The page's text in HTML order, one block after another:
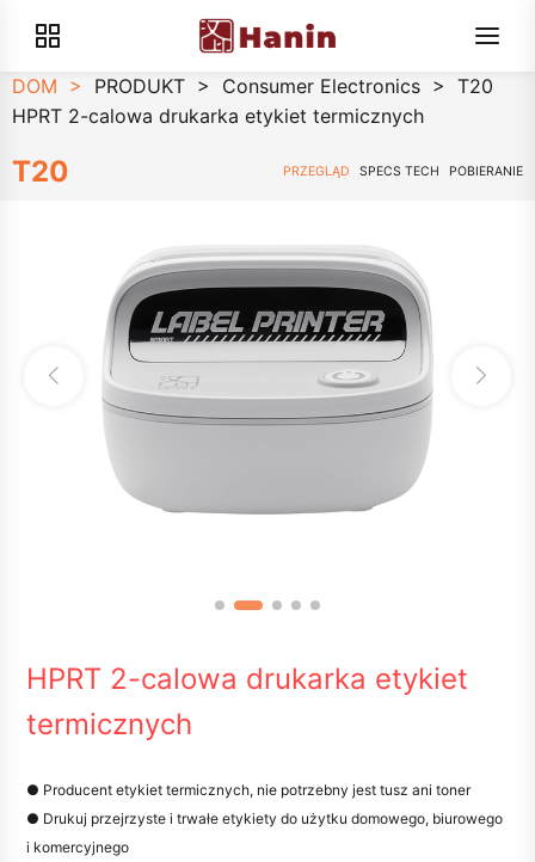
DOM > PRODUKT > Consumer Electronics > T20
HPRT 2-calowa drukarka etykiet termicznych
T20 PRZEGLĄD SPECS TECH POBIERANIE
HPRT 2-calowa drukarka etykiet
termicznych
● Producent etykiet termicznych, nie potrzebny jest tusz ani toner
● Drukuj przejrzyste i trwałe etykiety do użytku domowego, biurowego
i komercyjnego